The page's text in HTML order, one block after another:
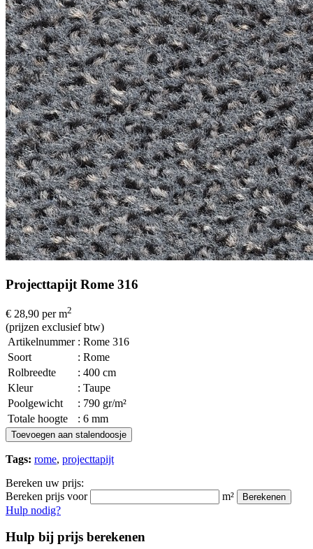
Projecttapijt Rome 316
€ 28,90 per m2
(prijzen exclusief btw)
Artikelnummer : Rome 316
Soort
: Rome
Rolbreedte
: 400 cm
Kleur
: Taupe
Poolgewicht
: 790 gr/m²
Totale hoogte
: 6 mm
Toevoegen aan stalendoosje
Tags: rome, projecttapijt
Bereken uw prijs:
Bereken prijs voor
m² Berekenen
Hulp nodig?
Hulp bij prijs berekenen